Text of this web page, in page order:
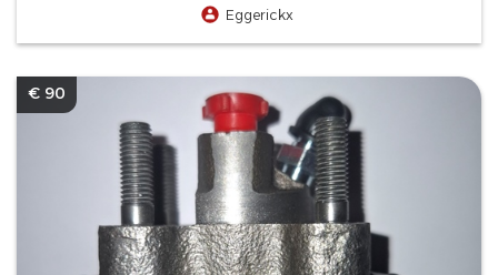
Eggerickx
€ 90